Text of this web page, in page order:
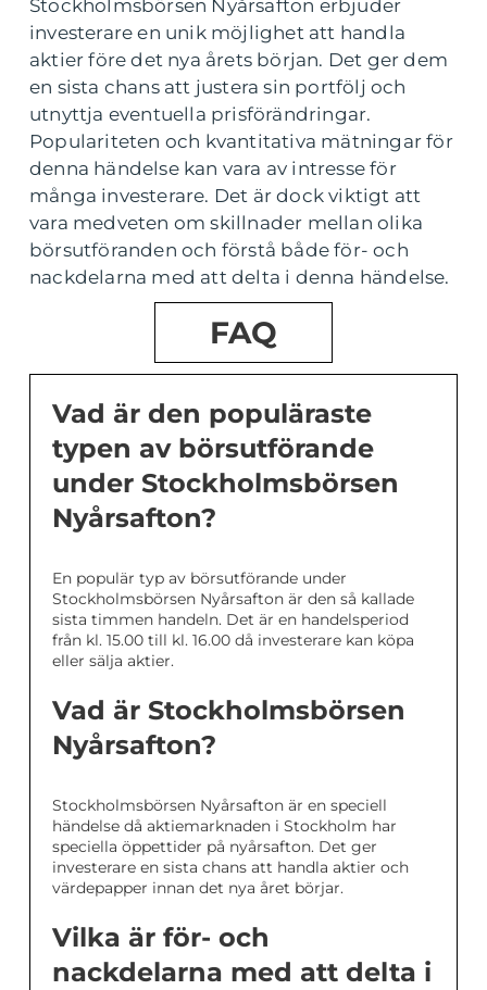
Stockholmsbörsen Nyårsafton erbjuder
investerare en unik möjlighet att handla
aktier före det nya årets början. Det ger dem
en sista chans att justera sin portfölj och
utnyttja eventuella prisförändringar.
Populariteten och kvantitativa mätningar för
denna händelse kan vara av intresse för
många investerare. Det är dock viktigt att
vara medveten om skillnader mellan olika
börsutföranden och förstå både för- och
nackdelarna med att delta i denna händelse.
FAQ
Vad är den populäraste
typen av börsutförande
under Stockholmsbörsen
Nyårsafton?
En populär typ av börsutförande under
Stockholmsbörsen Nyårsafton är den så kallade
sista timmen handeln. Det är en handelsperiod
från kl. 15.00 till kl. 16.00 då investerare kan köpa
eller sälja aktier.
Vad är Stockholmsbörsen
Nyårsafton?
Stockholmsbörsen Nyårsafton är en speciell
händelse då aktiemarknaden i Stockholm har
speciella öppettider på nyårsafton. Det ger
investerare en sista chans att handla aktier och
värdepapper innan det nya året börjar.
Vilka är för- och
nackdelarna med att delta i